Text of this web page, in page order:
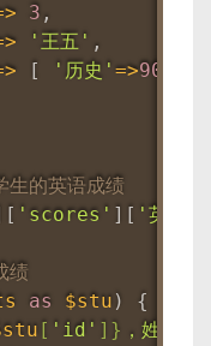
> 3 ,
> '王五' ,
> [ '历史' =>90
的英语成绩
[ 'scores' ] [ '英语'
绩
as $stu )
{
[ 'id' ] } ，姓名：